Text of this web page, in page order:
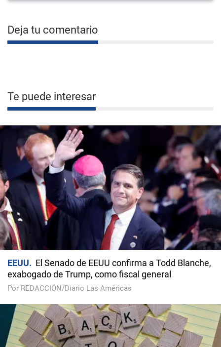
Deja tu comentario
Te puede interesar
EEUU
El Senado de EEUU confirma a Todd Blanche,
exabogado de Trump, como fiscal general
Por REDACCIÓN/Diario Las Américas